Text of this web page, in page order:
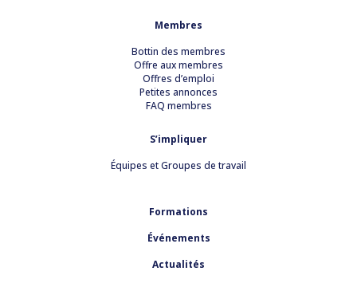
Membres
Bottin des membres
Offre aux membres
Offres d’emploi
Petites annonces
FAQ membres
S’impliquer
Équipes et Groupes de travail
Formations
Événements
Actualités